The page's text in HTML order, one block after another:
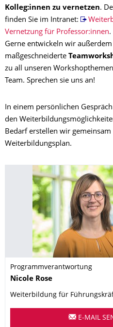
Kolleg:innen zu vernetzen.
finden Sie im Intranet:
Vernetzung für Professor:innen.
Gerne entwickeln wir
maßgeschneiderte
zu all unseren
Team. Sprechen sie uns an!
In einem persönlichen
den
Bedarf erstellen wir
Weiterbildungsplan.
Programmverantwortung
Name
Nicole Rose
Weiterbildung für
E-MAIL